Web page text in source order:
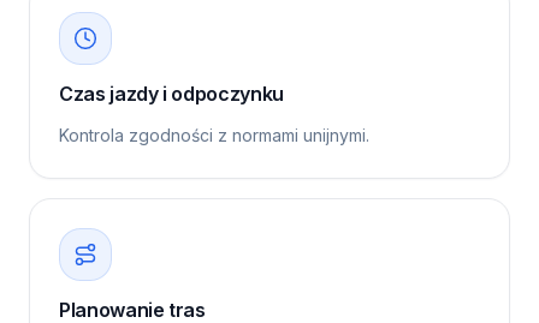
Czas jazdy i odpoczynku
Kontrola zgodności z normami unijnymi.
Planowanie tras